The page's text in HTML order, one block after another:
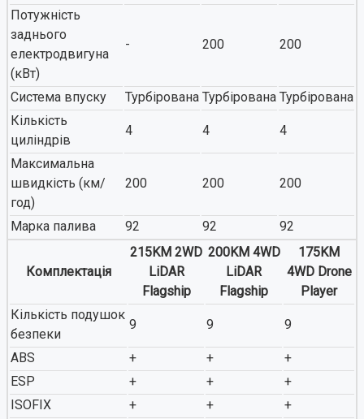
Потужність
заднього
електродвигуна
(кВт)
- 200 200
Система впуску Турбірована Турбірована Турбірована
Кількість
циліндрів
4 4 4
Максимальна
швидкість (км/
год)
200 200 200
Марка палива 92 92 92
Комплектація
215KM 2WD
LiDAR
Flagship
200KM 4WD
LiDAR
Flagship
175KM
4WD Drone
Player
Кількість подушок
безпеки
9 9 9
ABS + +
+
ESP
+ +
+
ISOFIX
+ +
+